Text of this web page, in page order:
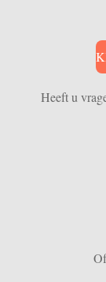
Heeft u